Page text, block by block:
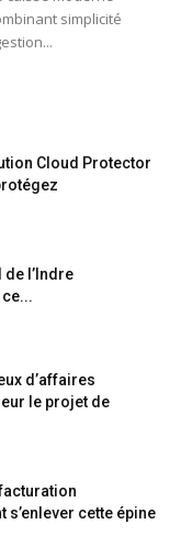
simplicité
Cloud Protector
de l’Indre
d’affaires
le projet de
facturation
cette épine